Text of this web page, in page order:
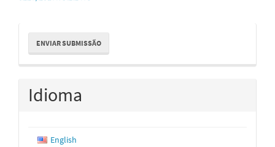
Enviar
Submissão
ENVIAR SUBMISSÃO
Idioma
English